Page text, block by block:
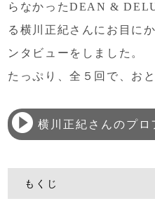
らなかったDEAN &
る横川正紀さんにお目に
ンタビューをしました。
たっぷり、全５回で、お
横川正紀さんのプロ
もくじ